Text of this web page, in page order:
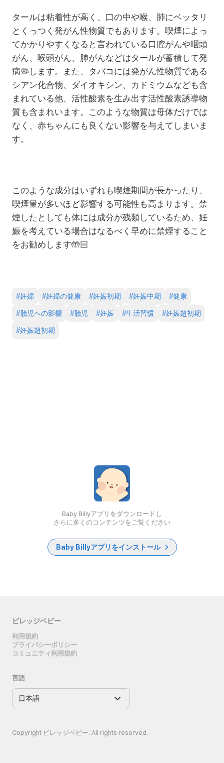
タールは粘着性が高く、口の中や喉、肺にベッタリ
とくっつく発がん性物質でもあります。喫煙によっ
てかかりやすくなると言われている口腔がんや咽頭
がん、喉頭がん、肺がんなどはタールが蓄積して発
病🦠 します。また、タバコには発がん性物質である
シアン化合物、ダイオキシン、カドミウムなども含
まれている他、活性酸素を生み出す活性酸素誘導物
質も含まれいます。このような物質は母体だけでは
なく、赤ちゃんにも良くない影響を与えてしまいま
す。
このような成分はいずれも喫煙期間が長かったり、
喫煙量が多いほど影響する可能性も高まります。禁
煙したとしても体には成分が残類しているため、妊
娠を考えている場合はなるべく早めに禁煙すること
をお勧めします🤲🏻
#妊婦 #妊婦の健康 #妊娠初期 #妊娠中期 #健康
#胎児への影響 #胎児 #妊娠 #生活習慣 #妊娠超初期
#妊娠超初期
Baby Billyアプリをダウンロードし
さらに多くのコンテンツをご覧ください
Baby Billyアプリをインストール
ビレッジベビー
利用規約
プライバシーポリシー
コミュニティ利用規約
言語
Copyright ビレッジベビー. All rights reserved.